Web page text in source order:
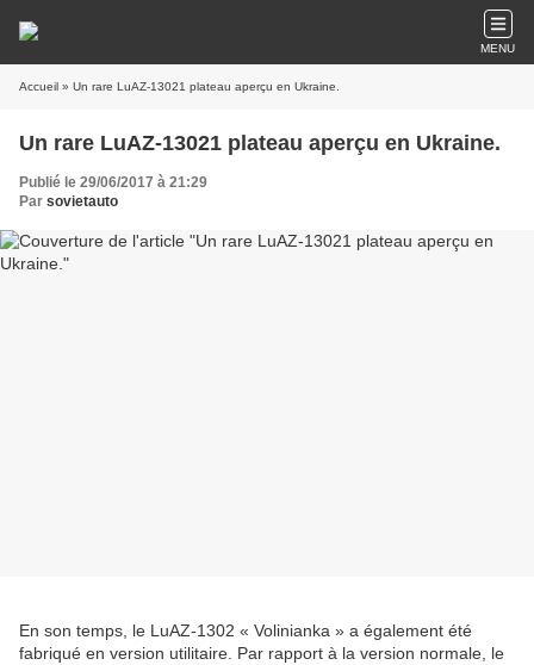
MENU
Accueil » Un rare LuAZ-13021 plateau aperçu en Ukraine.
Un rare LuAZ-13021 plateau aperçu en Ukraine.
Publié le 29/06/2017 à 21:29
Par sovietauto
En son temps, le LuAZ-1302 « Volinianka » a également été
fabriqué en version utilitaire. Par rapport à la version normale, le